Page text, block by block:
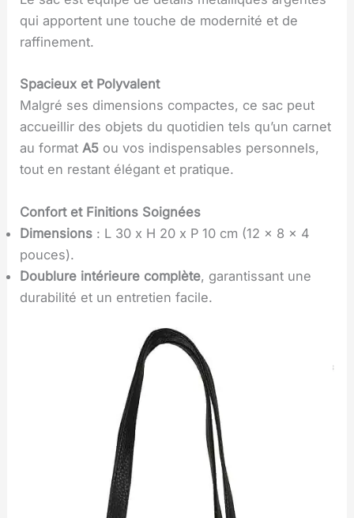
qui apportent une touche de modernité et de
raffinement.
Spacieux et Polyvalent
Malgré ses dimensions compactes, ce sac peut
accueillir des objets du quotidien tels qu’un carnet
au formatA5 ou vos indispensables personnels,
tout en restant élégant et pratique.
Confort et Finitions Soignées
Dimensions : L 30 x H 20 x P 10 cm (12 x 8 x 4
pouces).
Doublure intérieure complète, garantissant une
durabilité et un entretien facile.